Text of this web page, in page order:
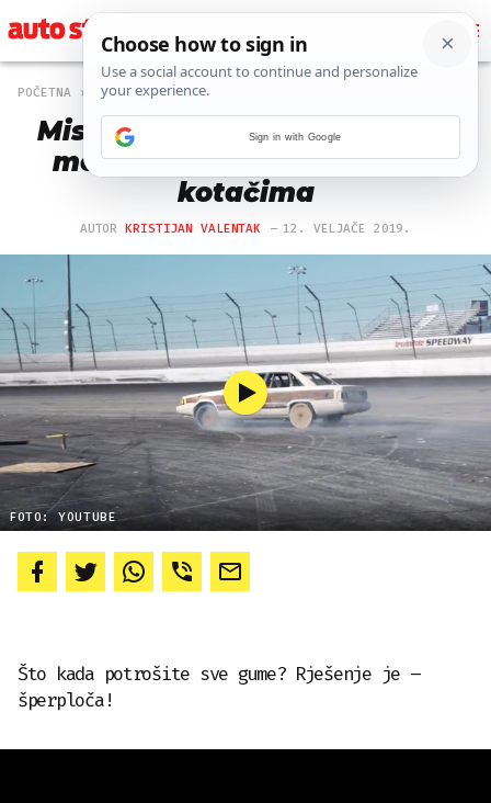
POČETNA OFF
Mislite da ste sve vidjeli? Ovi
momci driftaju na drvenim
kotačima
AUTORKRISTIJAN VALENTAK 12. VELJAČE 2019.
FOTO: YOUTUBE
Što kada potrošite sve gume? Rješenje je –
šperploča!
Sign in with Google